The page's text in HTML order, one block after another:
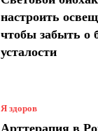
настроить
чтобы забыть о
усталости
Я здоров
Арттерапия в